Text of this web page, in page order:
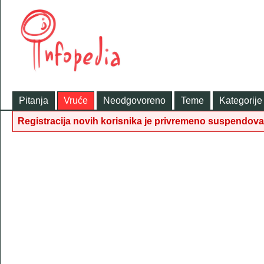
Pitanja Vruće Neodgovoreno Teme Kategorije
Registracija novih korisnika je privremeno